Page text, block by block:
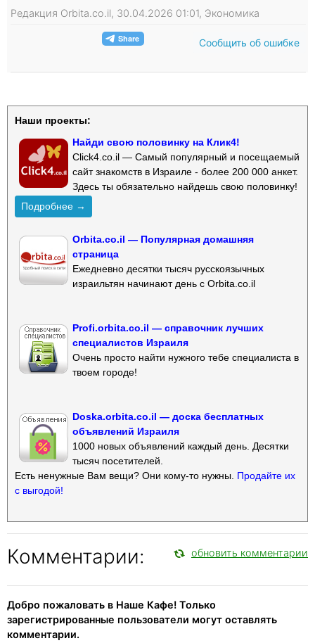
Редакция Orbita.co.il, 30.04.2026 01:01, Экономика
Сообщить об ошибке
Наши проекты:
Найди свою половинку на Клик4!
Click4.co.il — Самый популярный и посещаемый
сайт знакомств в Израиле - более 200 000 анкет.
Здесь ты обязательно найдешь свою половинку!
Подробнее →
Orbita.co.il — Популярная домашняя
страница
Ежедневно десятки тысяч русскоязычных
израильтян начинают день с Orbita.co.il
Profi.orbita.co.il — справочник лучших
специалистов Израиля
Очень просто найти нужного тебе специалиста в
твоем городе!
Doska.orbita.co.il — доска бесплатных
объявлений Израиля
1000 новых объявлений каждый день. Десятки
тысяч посетителей.
Есть ненужные Вам вещи? Они кому-то нужны. Продайте их
с выгодой!
Комментарии: обновить комментарии
Добро пожаловать в Наше Кафе! Только
зарегистрированные пользователи могут оставлять
комментарии.